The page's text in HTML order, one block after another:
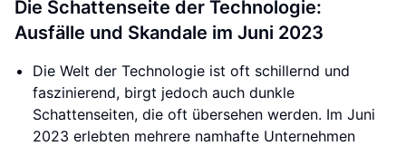
Die Schattenseite der Technologie:
Ausfälle und Skandale im Juni 2023
Die Welt der Technologie ist oft schillernd und
faszinierend, birgt jedoch auch dunkle
Schattenseiten, die oft übersehen werden. Im Juni
2023 erlebten mehrere namhafte Unternehmen